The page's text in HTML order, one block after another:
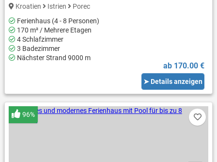
Kroatien Istrien
Porec
Ferienhaus (4 - 8 Personen)
170 m² / Mehrere Etagen
4 Schlafzimmer
3 Badezimmer
Nächster Strand 9000 m
ab 170.00 €
➤ Details anzeigen
96%